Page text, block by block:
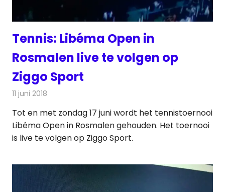
Tennis: Libéma Open in
Rosmalen live te volgen op
Ziggo Sport
11 juni 2018
Tot en met zondag 17 juni wordt het tennistoernooi
Libéma Open in Rosmalen gehouden. Het toernooi
is live te volgen op Ziggo Sport.